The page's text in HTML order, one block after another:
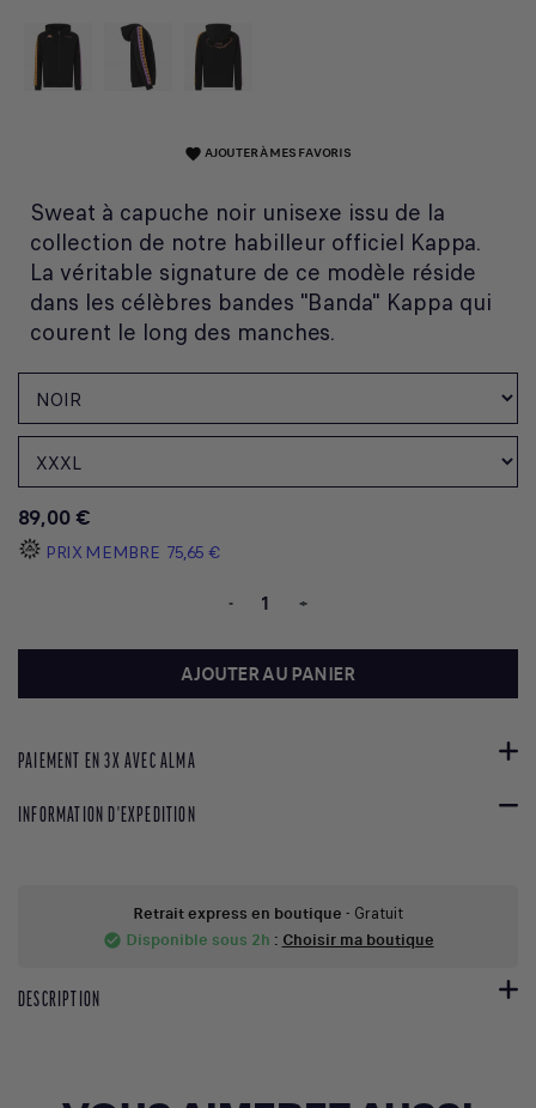
favorite AJOUTER À MES FAVORIS
Sweat à capuche noir unisexe issu de la
collection de notre habilleur officiel Kappa.
La véritable signature de ce modèle réside
dans les célèbres bandes "Banda" Kappa qui
courent le long des manches.
89,00 €
PRIX MEMBRE 75,65 €
- +
AJOUTER AU PANIER
PAIEMENT EN 3X AVEC ALMA
INFORMATION D'EXPEDITION
Retrait express en boutique - Gratuit
check_circle Disponible sous 2h : Choisir ma boutique
DESCRIPTION